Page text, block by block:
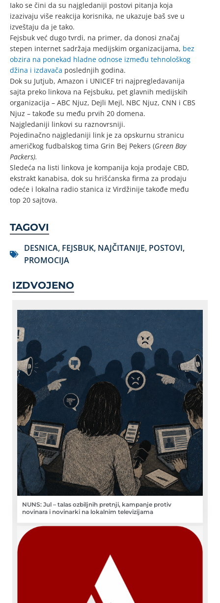
Iako se čini da su najgledaniji postovi pitanja koja
izazivaju više reakcija korisnika, ne ukazuje baš sve u
izveštaju da je tako.
Fejsbuk već dugo tvrdi, na primer, da donosi značaj
stepen internet sadržaja medijskim organizacijama, bez
obzira na ponekad hladne odnose između tehnološkog
džina i izdavača poslednjih godina.
Dok su Jutjub, Amazon i UNICEF tri najpregledavanija
sajta preko linkova na Fejsbuku, pet glavnih medijskih
organizacija – ABC Njuz, Dejli Mejl, NBC Njuz, CNN i CBS
Njuz – takođe su među prvih 20 domena.
Najgledaniji linkovi su raznovrsniji.
Pojedinačno najgledaniji link je za opskurnu stranicu
američkog fudbalskog tima Grin Bej Pekers (Green Bay
Packers).
Sledeća na listi linkova je kompanija koja prodaje CBD,
ekstrakt kanabisa, dok su hrišćanska firma za prodaju
odeće i lokalna radio stanica iz Virdžinije takođe među
top 20 sajtova.
TAGOVI
DESNICA, FEJSBUK, NAJČITANIJE, POSTOVI,
PROMOCIJA
IZDVOJENO
NUNS: Jul – talas ozbiljnih pretnji, kampanje protiv
novinara i novinarki na lokalnim televizijama